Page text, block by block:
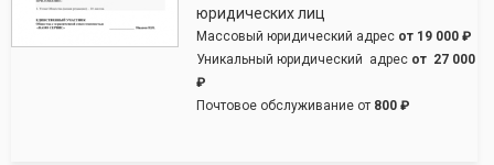
юридических лиц
Массовый юридический адрес от 19 000 ₽
Уникальный юридический адрес от 27 000
₽
Почтовое обслуживание от 800 ₽